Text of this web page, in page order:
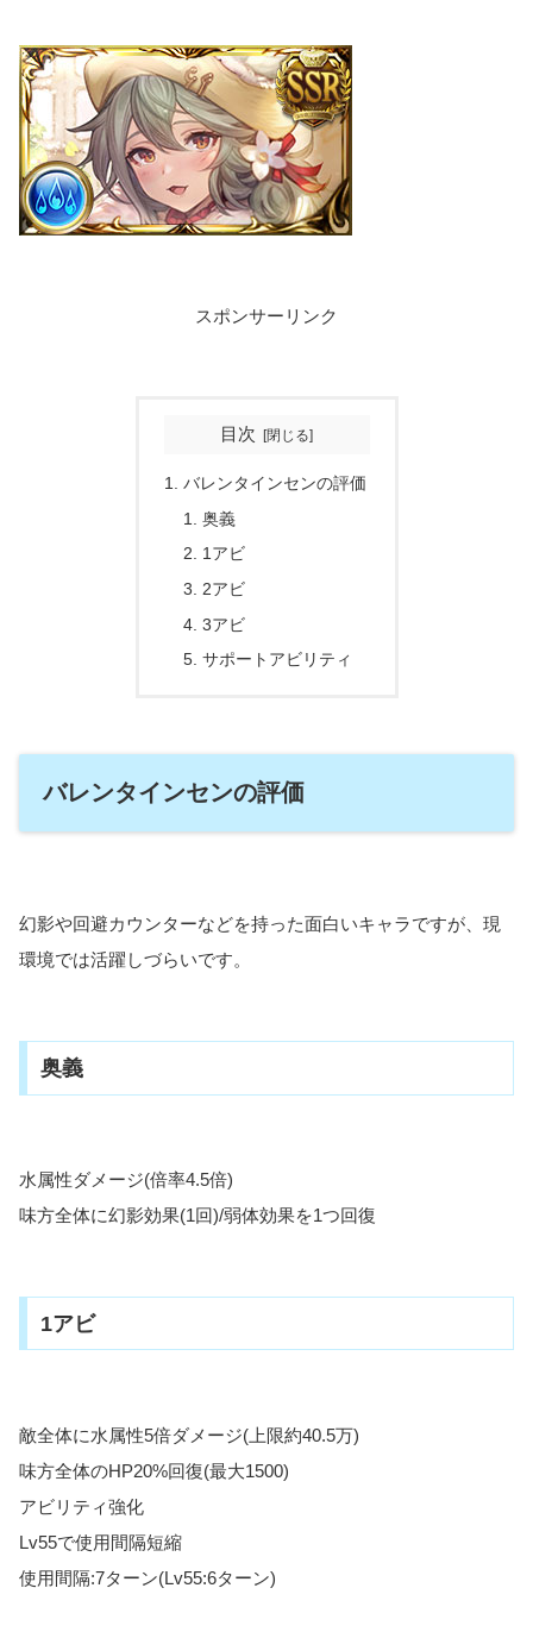
スポンサーリンク
目次
バレンタインセンの評価
奥義
1アビ
2アビ
3アビ
サポートアビリティ
バレンタインセンの評価
幻影や回避カウンターなどを持った面白いキャラですが、現
環境では活躍しづらいです。
奥義
水属性ダメージ(倍率4.5倍)
味方全体に幻影効果(1回)/弱体効果を1つ回復
1アビ
敵全体に水属性5倍ダメージ(上限約40.5万)
味方全体のHP20%回復(最大1500)
アビリティ強化
Lv55で使用間隔短縮
使用間隔:7ターン(Lv55:6ターン)